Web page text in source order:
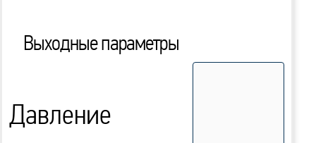
Выходные параметры
Давление